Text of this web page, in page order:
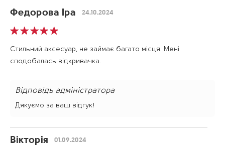
Федорова Іра 24.10.2024
Стильний аксесуар, не займає багато місця. Мені
сподобалась відкривачка.
Відповідь адміністратора
Дякуємо за ваш відгук!
Вікторія 01.09.2024